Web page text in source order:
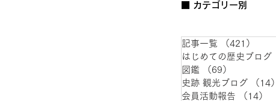
■ カテゴリー別
記事一覧 （421）
はじめての歴史ブログ
図鑑
（69）
史跡 観光ブログ
（14）
会員活動報告
（14）